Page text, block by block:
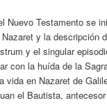
Nuevo Testamento se
y la descripción
y el singular
con la huída de la
vida en Nazaret de
el Bautista,